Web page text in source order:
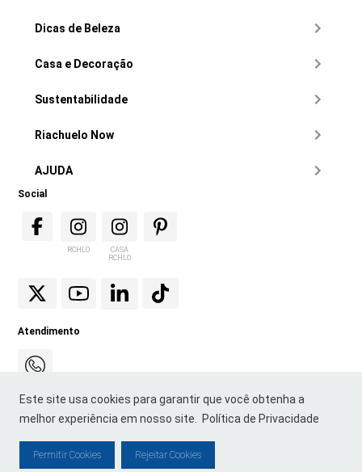
Este site usa cookies para garantir que você obtenha a
melhor experiência em nosso site. Política de Privacidade
Permitir Cookies Rejeitar Cookies
Dicas de Beleza
Casa e Decoração
Sustentabilidade
Riachuelo Now
AJUDA
Social
RCHLO
CASA
RCHLO
Atendimento